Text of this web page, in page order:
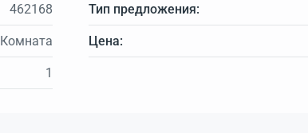
462168 Тип предложения:
Комната Цена:
1